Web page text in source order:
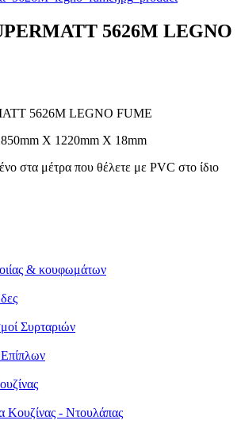
5626Μ LEGNO
5626Μ LEGNO FUME
X 1220mm X 18mm
στα μέτρα που θέλετε με PVC στο ίδιο
& κουφωμάτων
Συρταριών
Κουζίνας - Ντουλάπας